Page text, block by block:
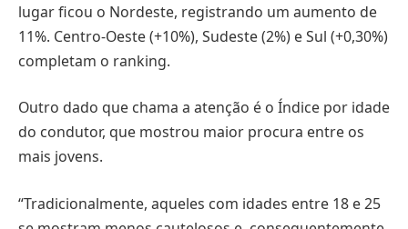
lugar ficou o Nordeste, registrando um aumento de
11%. Centro-Oeste (+10%), Sudeste (2%) e Sul (+0,30%)
completam o ranking.
Outro dado que chama a atenção é o Índice por idade
do condutor, que mostrou maior procura entre os
mais jovens.
“Tradicionalmente, aqueles com idades entre 18 e 25